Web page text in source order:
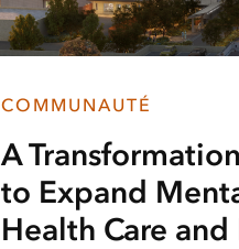
COMMUNAUTÉ
A
to Expand
Health Care